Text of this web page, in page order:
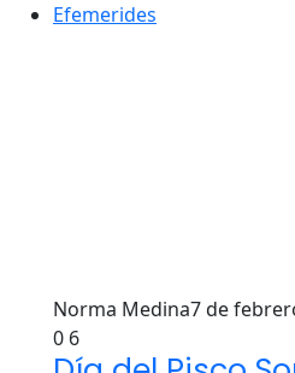
Efemerides
Norma Medina7 de
0 6